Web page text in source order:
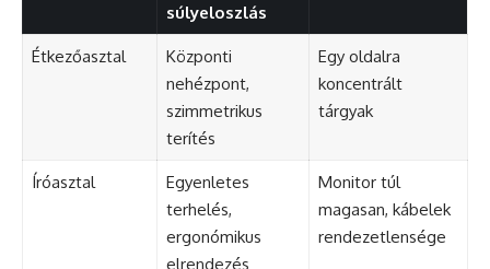
súlyeloszlás
Étkezőasztal
Központi
nehézpont,
szimmetrikus
terítés
Egy oldalra
koncentrált
tárgyak
Íróasztal
Egyenletes
terhelés,
ergonómikus
elrendezés
Monitor túl
magasan, kábelek
rendezetlensége